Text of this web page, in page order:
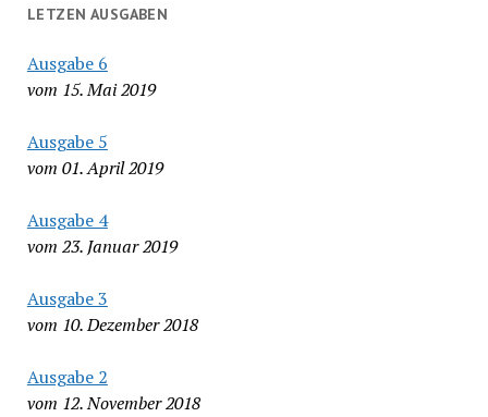
LETZEN AUSGABEN
Ausgabe 6
vom 15. Mai 2019
Ausgabe 5
vom 01. April 2019
Ausgabe 4
vom 23. Januar 2019
Ausgabe 3
vom 10. Dezember 2018
Ausgabe 2
vom 12. November 2018